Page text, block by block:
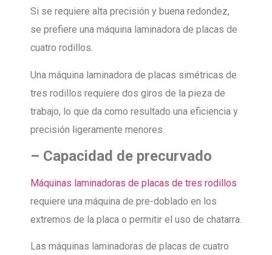
Si se requiere alta precisión y buena redondez,
se prefiere una máquina laminadora de placas de
cuatro rodillos.
Una máquina laminadora de placas simétricas de
tres rodillos requiere dos giros de la pieza de
trabajo, lo que da como resultado una eficiencia y
precisión ligeramente menores.
– Capacidad de precurvado
Máquinas laminadoras de placas de tres rodillos
requiere una máquina de pre-doblado en los
extremos de la placa o permitir el uso de chatarra.
Las máquinas laminadoras de placas de cuatro